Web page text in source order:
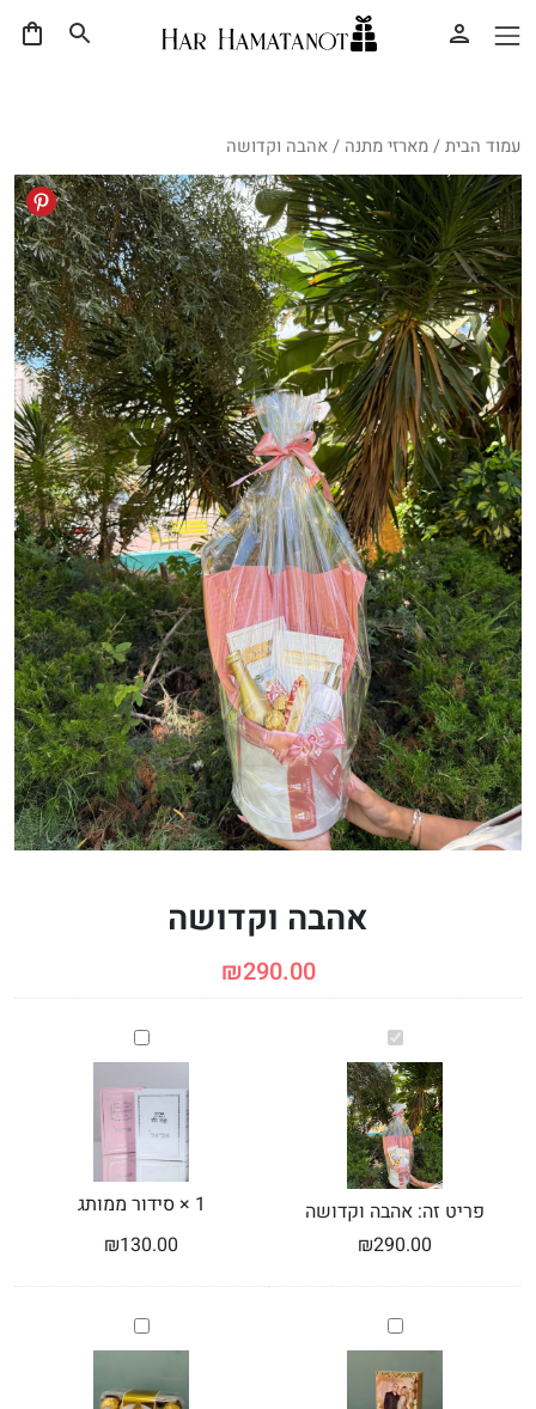
עמוד הבית/מארזי מתנה / אהבה וקדושה
אהבה וקדושה
₪290.00
אהבה
וקדושה
פריט זה: אהבה וקדושה
₪290.00
סידור
ממותג
1
×סידור ממותג
₪130.00
בלוק
עץ
בגודל
10*15
בונביירת
פררו